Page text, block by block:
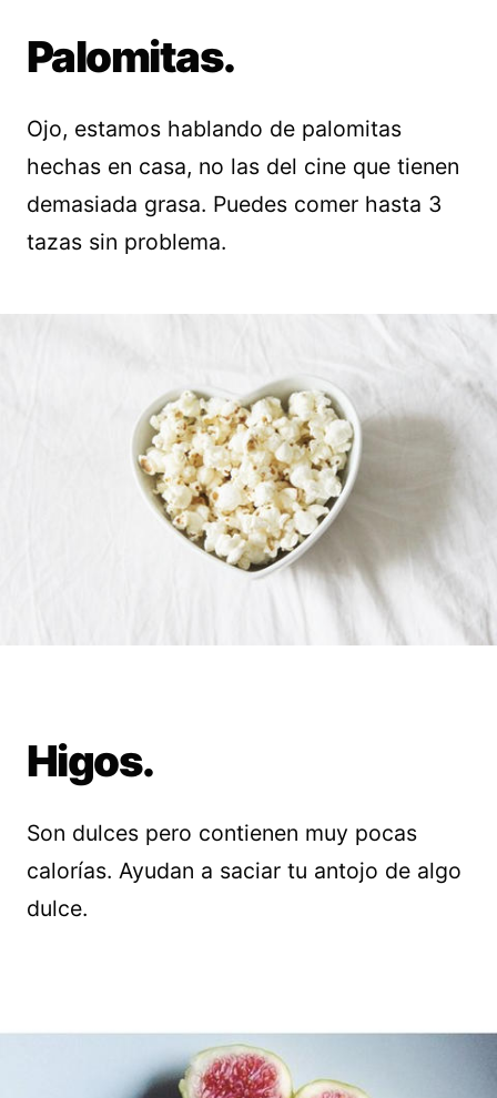
Palomitas.
Ojo, estamos hablando de palomitas
hechas en casa, no las del cine que tienen
demasiada grasa. Puedes comer hasta 3
tazas sin problema.
Higos.
Son dulces pero contienen muy pocas
calorías. Ayudan a saciar tu antojo de algo
dulce.